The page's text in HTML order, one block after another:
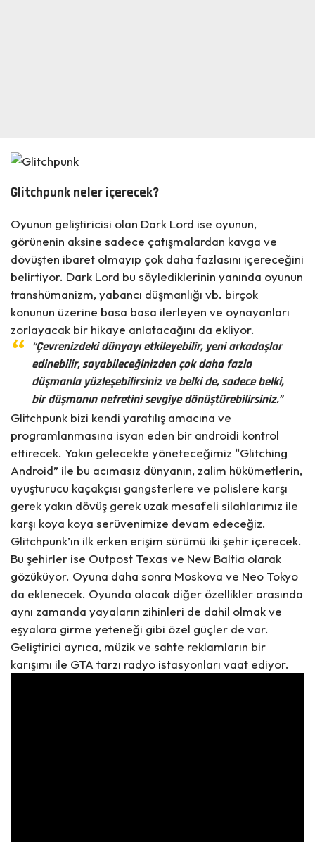
Glitchpunk neler içerecek?
Oyunun geliştiricisi olan Dark Lord ise oyunun,
görünenin aksine sadece çatışmalardan kavga ve
dövüşten ibaret olmayıp çok daha fazlasını içereceğini
belirtiyor. Dark Lord bu söylediklerinin yanında oyunun
transhümanizm, yabancı düşmanlığı vb. birçok
konunun üzerine basa basa ilerleyen ve oynayanları
zorlayacak bir hikaye anlatacağını da ekliyor.
“Çevrenizdeki dünyayı etkileyebilir, yeni arkadaşlar
edinebilir, sayabileceğinizden çok daha fazla
düşmanla yüzleşebilirsiniz ve belki de, sadece belki,
bir düşmanın nefretini sevgiye dönüştürebilirsiniz.”
Glitchpunk bizi kendi yaratılış amacına ve
programlanmasına isyan eden bir androidi kontrol
ettirecek. Yakın gelecekte yöneteceğimiz “Glitching
Android” ile bu acımasız dünyanın, zalim hükümetlerin,
uyuşturucu kaçakçısı gangsterlere ve polislere karşı
gerek yakın dövüş gerek uzak mesafeli silahlarımız ile
karşı koya koya serüvenimize devam edeceğiz.
Glitchpunk’ın ilk erken erişim sürümü iki şehir içerecek.
Bu şehirler ise Outpost Texas ve New Baltia olarak
gözüküyor. Oyuna daha sonra Moskova ve Neo Tokyo
da eklenecek. Oyunda olacak diğer özellikler arasında
aynı zamanda yayaların zihinleri de dahil olmak ve
eşyalara girme yeteneği gibi özel güçler de var.
Geliştirici ayrıca, müzik ve sahte reklamların bir
karışımı ile GTA tarzı radyo istasyonları vaat ediyor.